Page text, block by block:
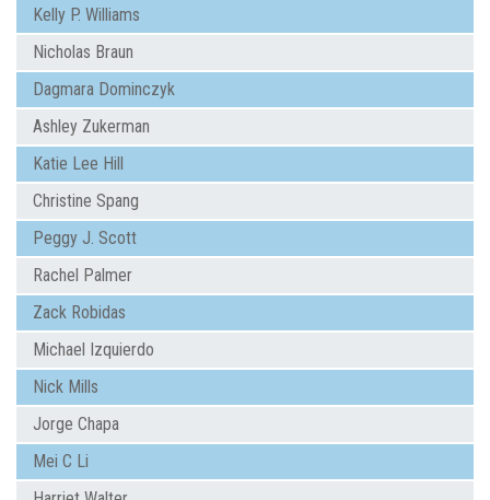
Kelly P. Williams
Nicholas Braun
Dagmara Dominczyk
Ashley Zukerman
Katie Lee Hill
Christine Spang
Peggy J. Scott
Rachel Palmer
Zack Robidas
Michael Izquierdo
Nick Mills
Jorge Chapa
Mei C Li